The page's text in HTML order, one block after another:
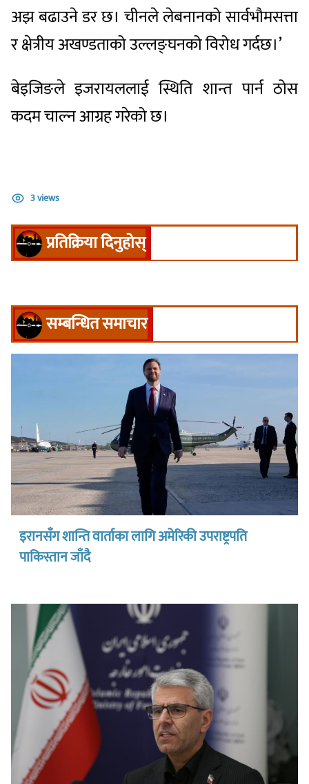
अझ बढाउने डर छ। चीनले लेबनानको सार्वभौमसत्ता
र क्षेत्रीय अखण्डताको उल्लङ्घनको विरोध गर्दछ।’
बेइजिङले इजरायललाई स्थिति शान्त पार्न ठोस
कदम चाल्न आग्रह गरेको छ।
3 views
प्रतिक्रिया दिनुहोस्
सम्बन्धित समाचार
इरानसँग शान्ति वार्ताका लागि अमेरिकी उपराष्ट्रपति
पाकिस्तान जाँदै